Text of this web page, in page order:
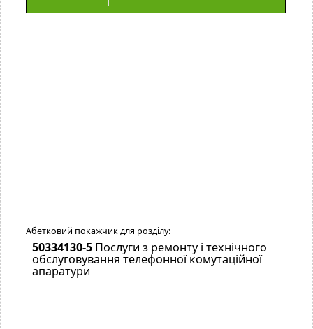
Абетковий покажчик для розділу:
50334130-5 Послуги з ремонту і технічного
обслуговування телефонної комутаційної
апаратури